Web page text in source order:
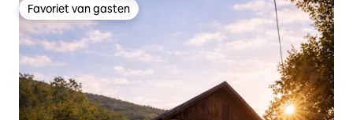
Favoriet van gasten
Favoriet van gasten